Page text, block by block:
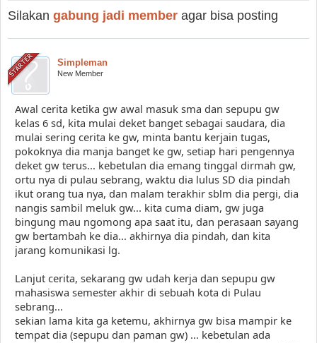
Silakan gabung jadi member agar bisa posting
Simpleman
New Member
Awal cerita ketika gw awal masuk sma dan sepupu gw
kelas 6 sd, kita mulai deket banget sebagai saudara, dia
mulai sering cerita ke gw, minta bantu kerjain tugas,
pokoknya dia manja banget ke gw, setiap hari pengennya
deket gw terus... kebetulan dia emang tinggal dirmah gw,
ortu nya di pulau sebrang, waktu dia lulus SD dia pindah
ikut orang tua nya, dan malam terakhir sblm dia pergi, dia
nangis sambil meluk gw... kita cuma diam, gw juga
bingung mau ngomong apa saat itu, dan perasaan sayang
gw bertambah ke dia... akhirnya dia pindah, dan kita
jarang komunikasi lg.
Lanjut cerita, sekarang gw udah kerja dan sepupu gw
mahasiswa semester akhir di sebuah kota di Pulau
sebrang...
sekian lama kita ga ketemu, akhirnya gw bisa mampir ke
tempat dia (sepupu dan paman gw) ... kebetulan ada